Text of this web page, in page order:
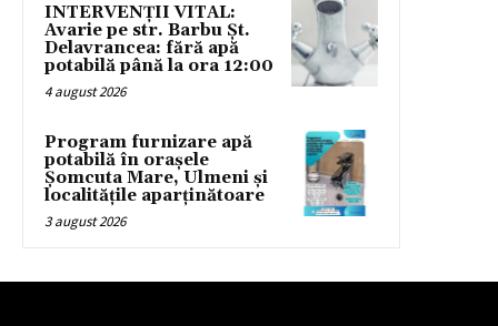
INTERVENȚII VITAL:
Avarie pe str. Barbu Șt.
Delavrancea: fără apă
potabilă până la ora 12:00
4 august 2026
Program furnizare apă
potabilă în orașele
Șomcuta Mare, Ulmeni și
localitățile aparținătoare
3 august 2026